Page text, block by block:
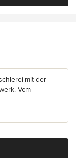
mit der
Vom